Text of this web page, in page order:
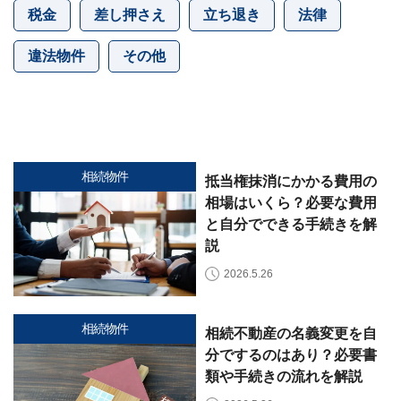
🏠
買
取・
却
に
つ
い
て
有
分・
空
き
家・
再
▾
税金 差し押さえ 立ち退き 法律
違法物件 その他
相続物件
抵当権抹消にかかる費用の
相場はいくら？必要な費用
と自分でできる手続きを解
説
2026.5.26
相続物件
相続不動産の名義変更を自
分でするのはあり？必要書
類や手続きの流れを解説